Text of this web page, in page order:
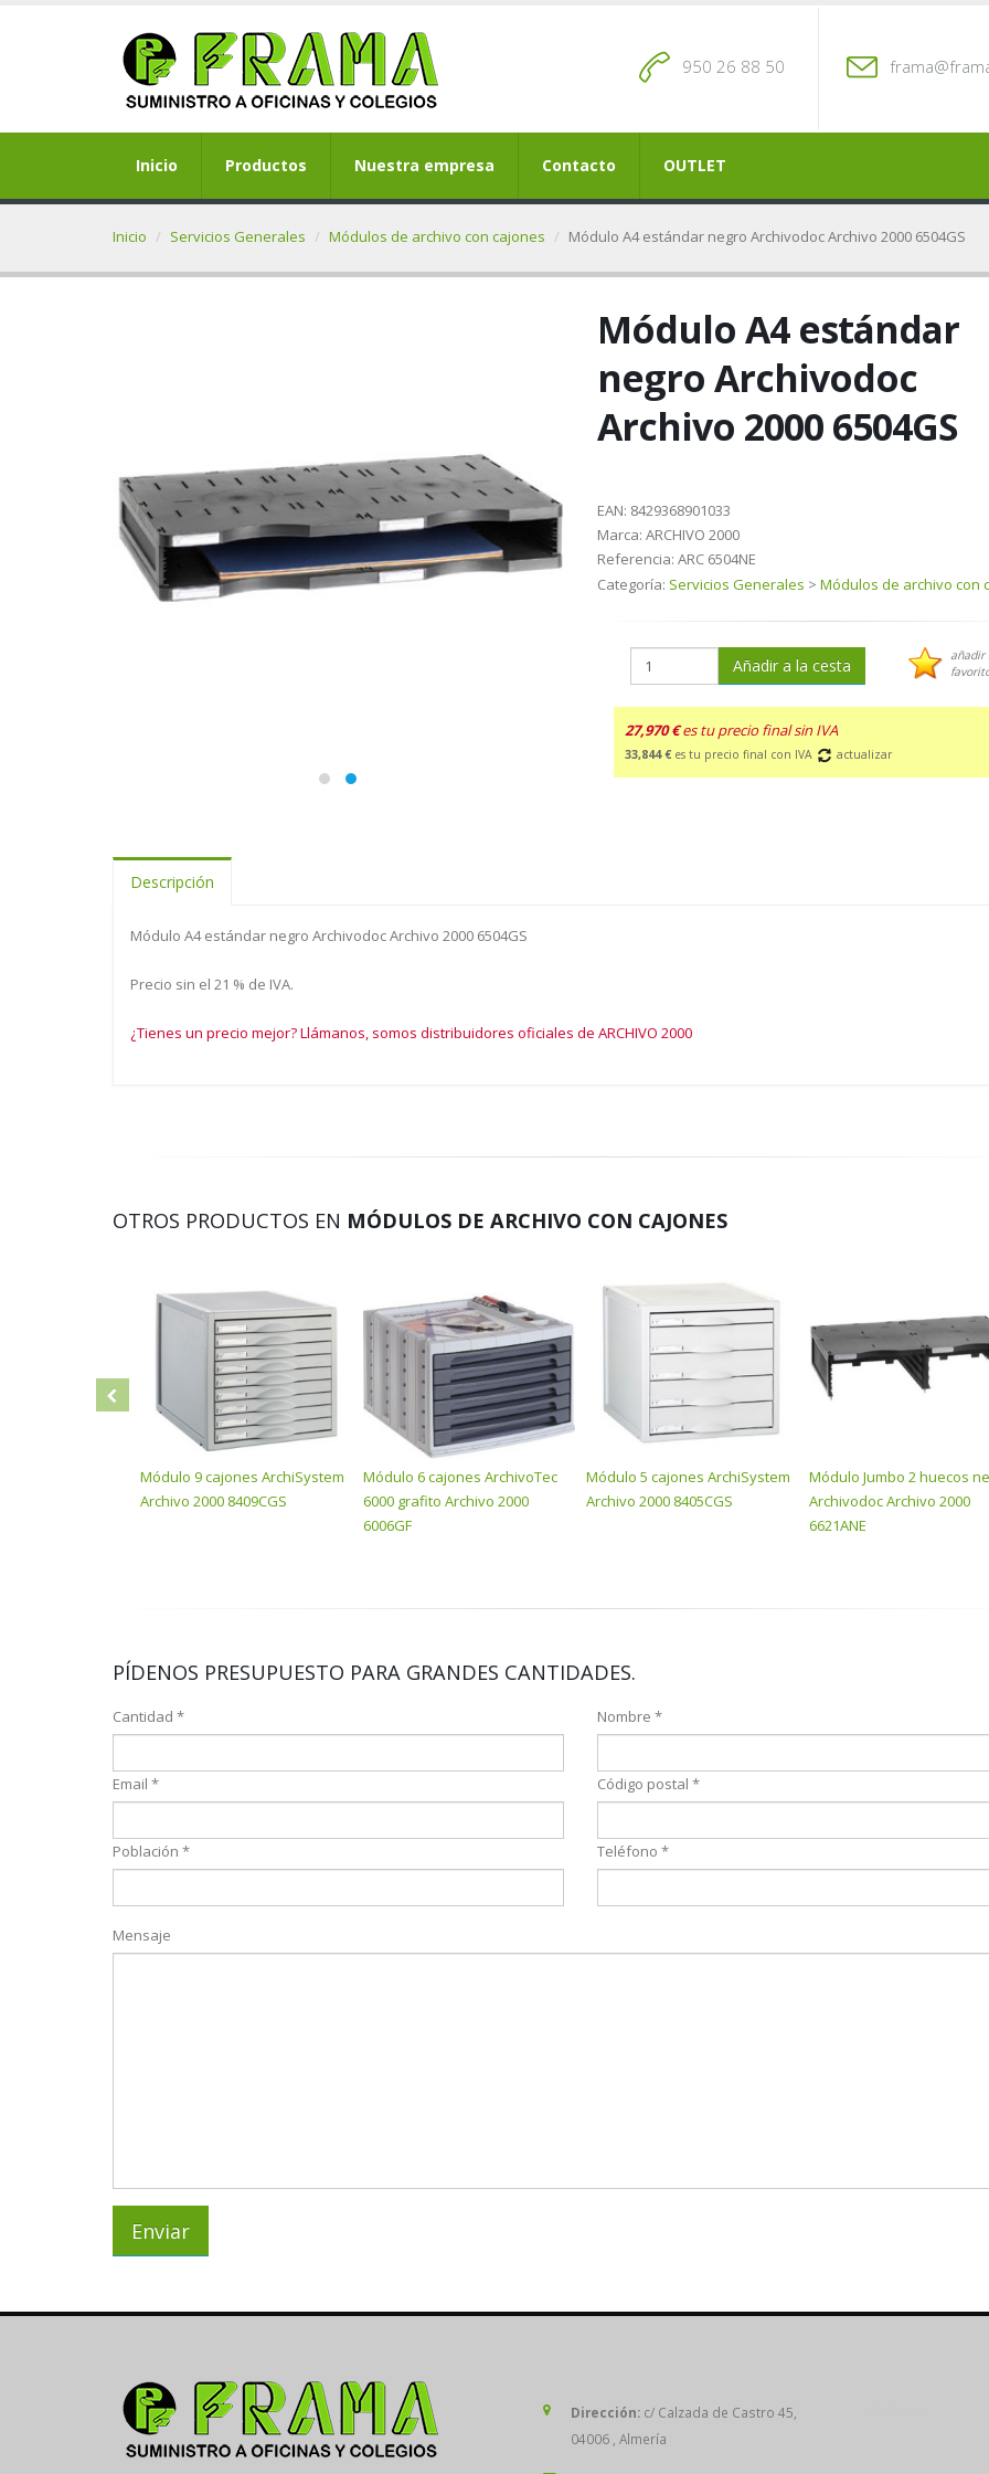
950 26 88 50
Inicio Productos Nuestra empresa Contacto OUTLET
Inicio Servicios Generales Módulos de archivo con cajones Módulo A4 estándar negro Archivodoc Archivo 2000 6504GS
Módulo A4 estándar
negro Archivodoc
Archivo 2000 6504GS
EAN: 8429368901033
Marca: ARCHIVO 2000
Referencia: ARC 6504NE
Categoría: Servicios Generales > Módulos de archivo con
Añadir a la cesta
añadir
27,970 €es tu precio final sin IVA
33,844 € es tu precio final con IVA actualizar
Descripción
Módulo A4 estándar negro Archivodoc Archivo 2000 6504GS
Precio sin el 21 % de IVA.
¿Tienes un precio mejor? Llámanos, somos distribuidores oficiales de ARCHIVO 2000
OTROS PRODUCTOS EN MÓDULOS DE ARCHIVO CON CAJONES
Módulo 9 cajones ArchiSystem
Archivo 2000 8409CGS
Módulo 6 cajones ArchivoTec
6000 grafito Archivo 2000
6006GF
Módulo 5 cajones ArchiSystem
Archivo 2000 8405CGS
Módulo Jumbo 2 huecos
Archivodoc Archivo 2000
6621ANE
PÍDENOS PRESUPUESTO PARA GRANDES CANTIDADES.
Cantidad * Nombre *
Email * Código postal *
Población * Teléfono *
Mensaje
Dirección: c/ Calzada de Castro 45,
04006 , Almería